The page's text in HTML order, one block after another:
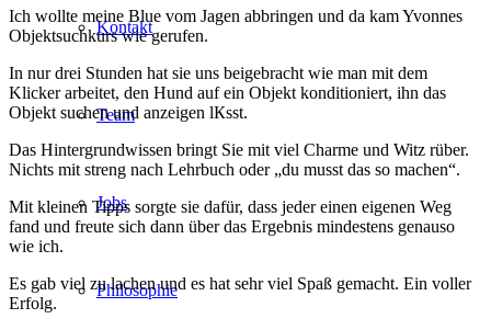
Kontakt
Team
Jobs
Philosophie
Ich wollte meine Blue vom Jagen abbringen und da kam Yvonnes
Objektsuchkurs wie gerufen.
In nur drei Stunden hat sie uns beigebracht wie man mit dem
Klicker arbeitet, den Hund auf ein Objekt konditioniert, ihn das
Objekt suchen und anzeigen lКsst.
Das Hintergrundwissen bringt Sie mit viel Charme und Witz rüber.
Nichts mit streng nach Lehrbuch oder „du musst das so machen“.
Mit kleinen Tipps sorgte sie dafür, dass jeder einen eigenen Weg
fand und freute sich dann über das Ergebnis mindestens genauso
wie ich.
Es gab viel zu lachen und es hat sehr viel Spaß gemacht. Ein voller
Erfolg.